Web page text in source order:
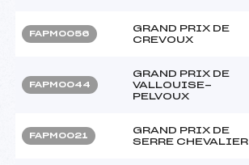
FAPM0056
GRAND PRIX DE
CREVOUX
FAPM0044
GRAND PRIX DE
VALLOUISE-
PELVOUX
FAPM0021
GRAND PRIX DE
SERRE CHEVALIER